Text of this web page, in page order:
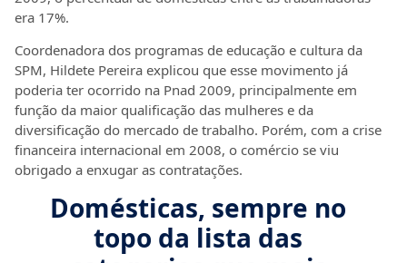
era 17%.
Coordenadora dos programas de educação e cultura da
SPM, Hildete Pereira explicou que esse movimento já
poderia ter ocorrido na Pnad 2009, principalmente em
função da maior qualificação das mulheres e da
diversificação do mercado de trabalho. Porém, com a crise
financeira internacional em 2008, o comércio se viu
obrigado a enxugar as contratações.
Domésticas, sempre no
topo da lista das